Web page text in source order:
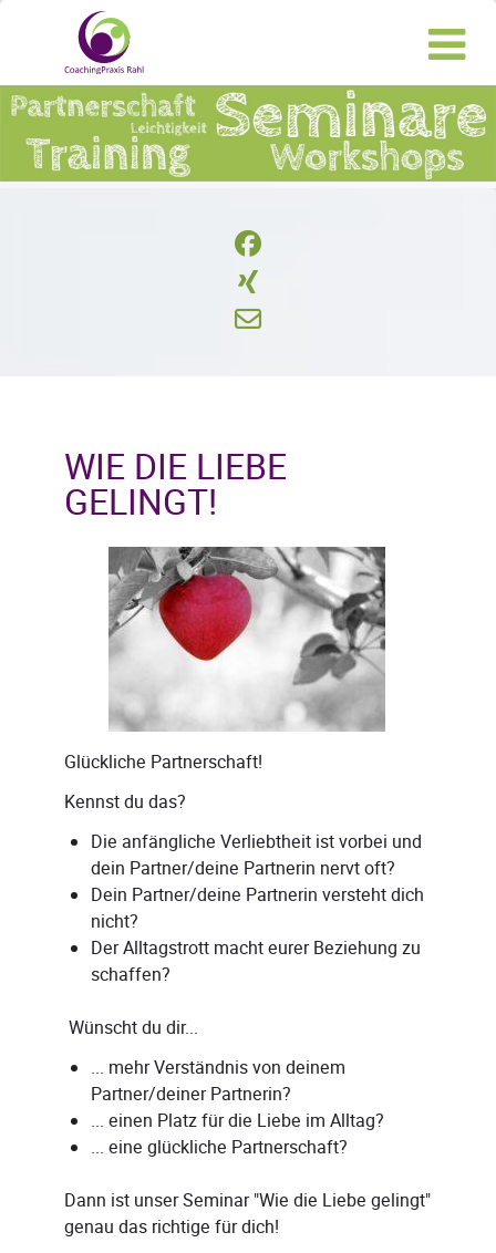
WIE DIE LIEBE
GELINGT!
Glückliche Partnerschaft!
Kennst du das?
Die anfängliche Verliebtheit ist vorbei und
dein Partner/deine Partnerin nervt oft?
Dein Partner/deine Partnerin versteht dich
nicht?
Der Alltagstrott macht eurer Beziehung zu
schaffen?
Wünscht du dir...
... mehr Verständnis von deinem
Partner/deiner Partnerin?
... einen Platz für die Liebe im Alltag?
... eine glückliche Partnerschaft?
Dann ist unser Seminar "Wie die Liebe gelingt"
genau das richtige für dich!